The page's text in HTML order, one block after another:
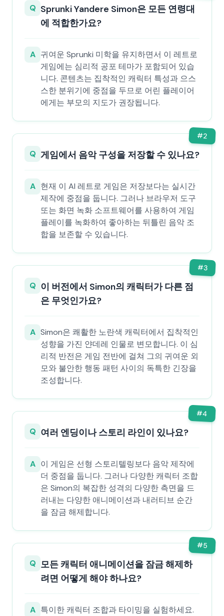
Q Sprunki Yandere Simon은 모든 연령대
에 적합한가요?
A 귀여운 Sprunki 미학을 유지하면서 이 레트로
게임에는 심리적 공포 테마가 포함되어 있습
니다. 콘텐츠는 집착적인 캐릭터 특성과 으스
스한 분위기에 중점을 두므로 어린 플레이어
에게는 부모의 지도가 권장됩니다.
#2
Q 게임에서 음악 구성을 저장할 수 있나요?
A 현재 이 AI 레트로 게임은 저장보다는 실시간
제작에 중점을 둡니다. 그러나 브라우저 도구
또는 화면 녹화 소프트웨어를 사용하여 게임
플레이를 녹화하여 좋아하는 뒤틀린 음악 조
합을 보존할 수 있습니다.
#3
Q 이 버전에서 Simon의 캐릭터가 다른 점
은 무엇인가요?
A Simon은 쾌활한 노란색 캐릭터에서 집착적인
성향을 가진 얀데레 인물로 변모합니다. 이 심
리적 반전은 게임 전반에 걸쳐 그의 귀여운 외
모와 불안한 행동 패턴 사이의 독특한 긴장을
조성합니다.
#4
Q 여러 엔딩이나 스토리 라인이 있나요?
A 이 게임은 선형 스토리텔링보다 음악 제작에
더 중점을 둡니다. 그러나 다양한 캐릭터 조합
은 Simon의 복잡한 성격의 다양한 측면을 드
러내는 다양한 애니메이션과 내러티브 순간
을 잠금 해제합니다.
#5
Q 모든 캐릭터 애니메이션을 잠금 해제하
려면 어떻게 해야 하나요?
A 특이한 캐릭터 조합과 타이밍을 실험하세요.